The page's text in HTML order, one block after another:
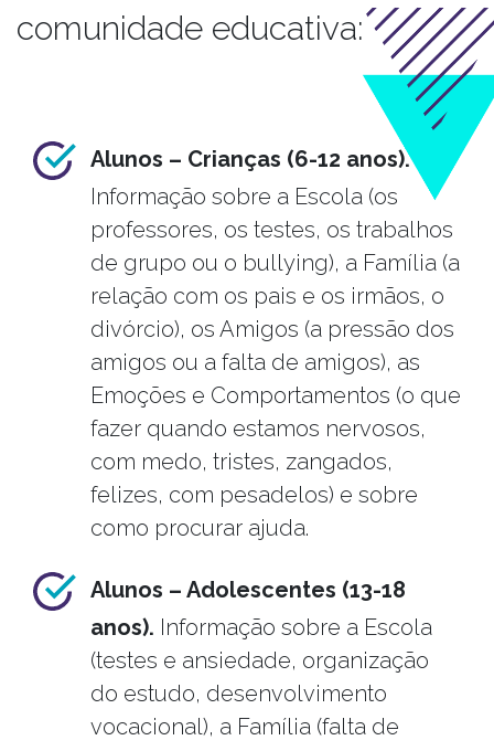
comunidade educativa:
Alunos – Crianças (6-12 anos).
Informação sobre a Escola (os
professores, os testes, os trabalhos
de grupo ou o bullying), a Família (a
relação com os pais e os irmãos, o
divórcio), os Amigos (a pressão dos
amigos ou a falta de amigos), as
Emoções e Comportamentos (o que
fazer quando estamos nervosos,
com medo, tristes, zangados,
felizes, com pesadelos) e sobre
como procurar ajuda.
Alunos – Adolescentes (13-18
anos). Informação sobre a Escola
(testes e ansiedade, organização
do estudo, desenvolvimento
vocacional), a Família (falta de